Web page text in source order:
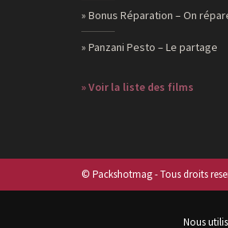
» Bonus Réparation – On
» Panzani Pesto – Le partage
» Voir la liste des films
© Packshotmag - Tous droits
Nous